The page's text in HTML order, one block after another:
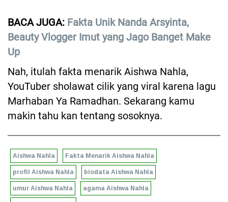
BACA JUGA: Fakta Unik Nanda Arsyinta,
Beauty Vlogger Imut yang Jago Banget Make
Up
Nah, itulah fakta menarik Aishwa Nahla,
YouTuber sholawat cilik yang viral karena lagu
Marhaban Ya Ramadhan. Sekarang kamu
makin tahu kan tentang sosoknya.
Aishwa Nahla Fakta Menarik Aishwa Nahla
profil Aishwa Nahla biodata Aishwa Nahla
umur Aishwa Nahla agama Aishwa Nahla